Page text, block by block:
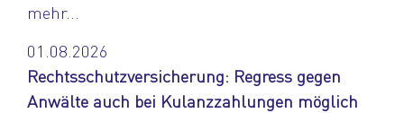
mehr...
01.08.2026
Rechtsschutzversicherung: Regress gegen
Anwälte auch bei Kulanzzahlungen möglich